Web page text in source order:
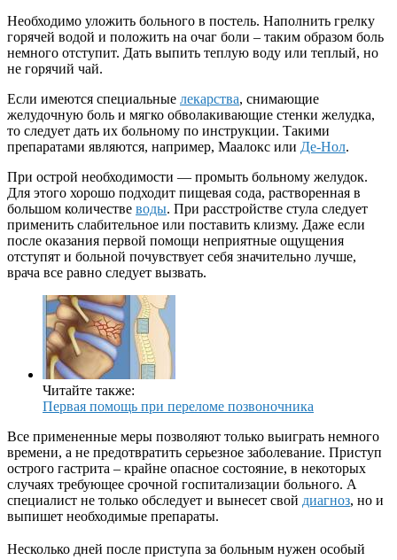
Необходимо уложить больного в постель. Наполнить грелку
горячей водой и положить на очаг боли – таким образом боль
немного отступит. Дать выпить теплую воду или теплый, но
не горячий чай.
Если имеются специальные лекарства, снимающие
желудочную боль и мягко обволакивающие стенки желудка,
то следует дать их больному по инструкции. Такими
препаратами являются, например, Маалокс или Де-Нол.
При острой необходимости — промыть больному желудок.
Для этого хорошо подходит пищевая сода, растворенная в
большом количестве воды. При расстройстве стула следует
применить слабительное или поставить клизму. Даже если
после оказания первой помощи неприятные ощущения
отступят и больной почувствует себя значительно лучше,
врача все равно следует вызвать.
Читайте также:
Первая помощь при переломе позвоночника
Все примененные меры позволяют только выиграть немного
времени, а не предотвратить серьезное заболевание. Приступ
острого гастрита – крайне опасное состояние, в некоторых
случаях требующее срочной госпитализации больного. А
специалист не только обследует и вынесет свой диагноз, но и
выпишет необходимые препараты.
Несколько дней после приступа за больным нужен особый